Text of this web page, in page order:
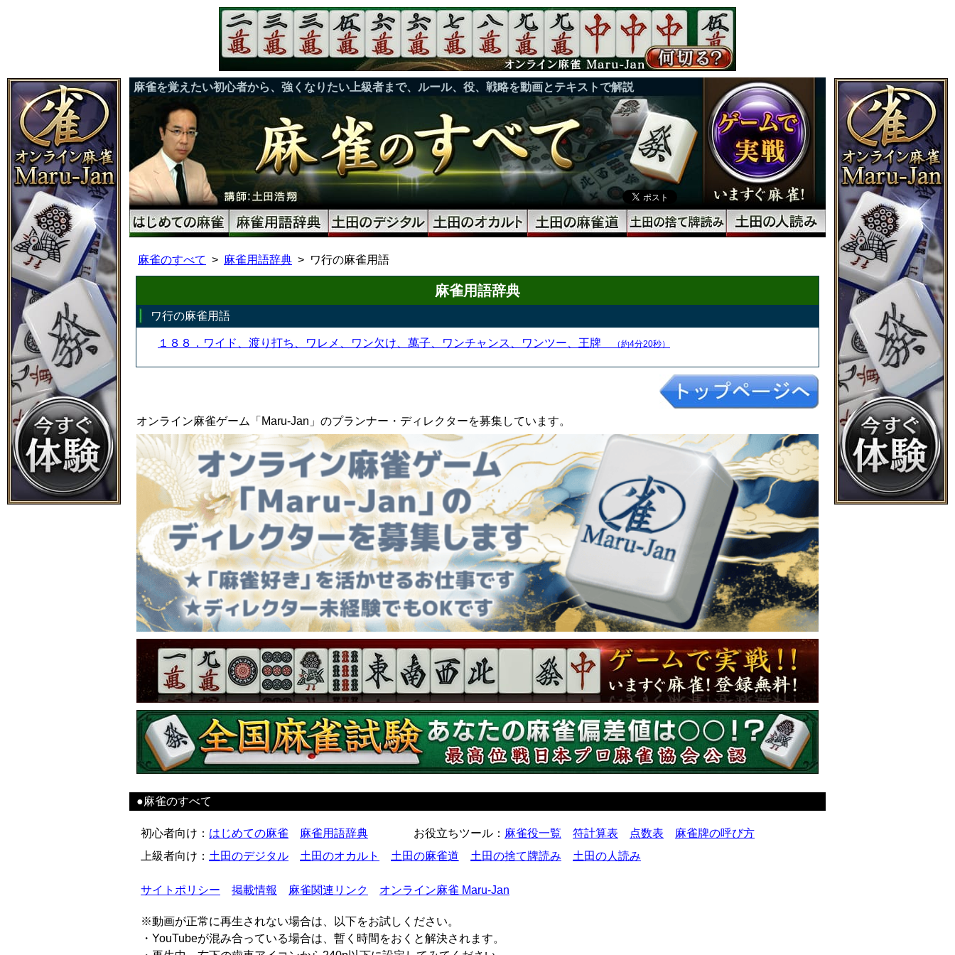
麻雀を覚えたい初心者から、強くなりたい上級者まで、ルール、役、戦略を動画とテキストで解説
麻雀のすべて 麻雀用語辞典 ワ行の麻雀用語
麻雀用語辞典
ワ行の麻雀用語
１８８．ワイド、渡り打ち、ワレメ、ワン欠け、萬子、ワンチャンス、ワンツー、王牌 （約4分20秒）
オンライン麻雀ゲーム「Maru-Jan」のプランナー・ディレクターを募集しています。
●麻雀のすべて
初心者向け ： はじめての麻雀 麻雀用語辞典 お役立ちツール ： 麻雀役一覧 符計算表 点数表
麻雀牌の呼び方
上級者向け ： 土田のデジタル 土田のオカルト 土田の麻雀道 土田の捨て牌読み 土田の人読み
サイトポリシー 掲載情報 麻雀関連リンク オンライン麻雀 Maru-Jan
※動画が正常に再生されない場合は、以下をお試しください。
・YouTubeが混み合っている場合は、暫く時間をおくと解決されます。